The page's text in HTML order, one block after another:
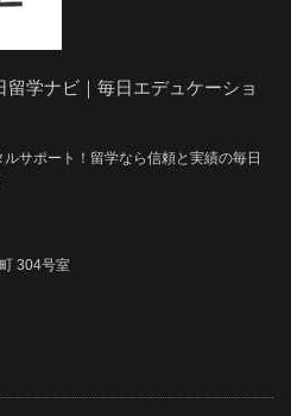
学ナビ｜毎日エデュケーショ
サポート！留学なら信頼と実績の毎日
304号室